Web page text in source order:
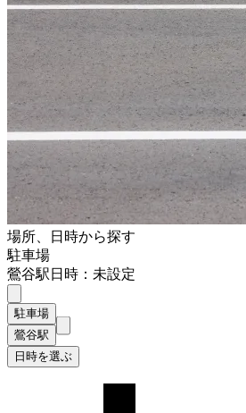
場所、日時から探す
駐車場
鶯谷駅日時：未設定
駐車場
鶯谷駅
日時を選ぶ